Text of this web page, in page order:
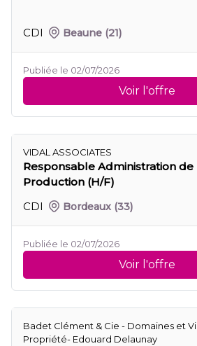
CDI Beaune (21)
Publiée le 02/07/2026
Voir l'offre
VIDAL ASSOCIATES
Responsable Administration de
Production (H/F)
CDI
Bordeaux (33)
Publiée le 02/07/2026
Voir l'offre
Badet Clément & Cie - Domaines et
Propriété- Edouard Delaunay